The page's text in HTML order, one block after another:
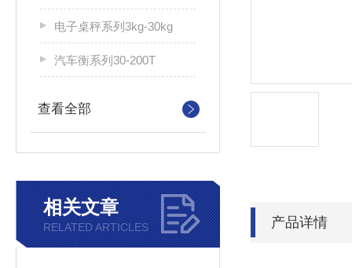
电子桌秤系列3kg-30kg
汽车衡系列30-200T
查看全部
相关文章
RELATED ARTICLES 产品详情